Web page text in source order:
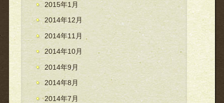
2015年1月
2014年12月
2014年11月
2014年10月
2014年9月
2014年8月
2014年7月